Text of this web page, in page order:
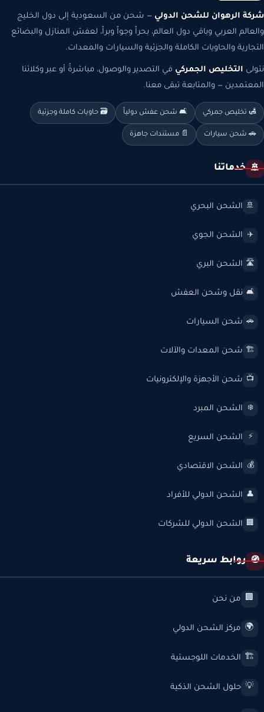
شركة الرهوان للشحن الدولي — شحن من السعودية إلى دول الخليج
والعالم العربي وباقي دول العالم، بحراً وجواً وبراً، لعفش المنازل والبضائع
التجارية والحاويات الكاملة والجزئية والسيارات والمعدات.
نتولى التخليص الجمركي في التصدير والوصول، مباشرةً أو عبر وكلائنا
المعتمدين — والمتابعة تبقى معنا.
🛃 تخليص جمركي 🛋️ شحن عفش دولياً 🗃️ حاويات كاملة وجزئية
🚗 شحن سيارات 📄 مستندات جاهزة
🚢 خدماتنا
🚢 الشحن البحري
✈️ الشحن الجوي
🛣️ الشحن البري
🛋️ نقل وشحن العفش
🚗 شحن السيارات
🏗️ شحن المعدات والآلات
📺 شحن الأجهزة والإلكترونيات
❄️ الشحن المبرد
⚡ الشحن السريع
💰 الشحن الاقتصادي
👤 الشحن الدولي للأفراد
🏢 الشحن الدولي للشركات
🧭 روابط سريعة
🏢 من نحن
🌍 مركز الشحن الدولي
🏗️ الخدمات اللوجستية
💡 حلول الشحن الذكية